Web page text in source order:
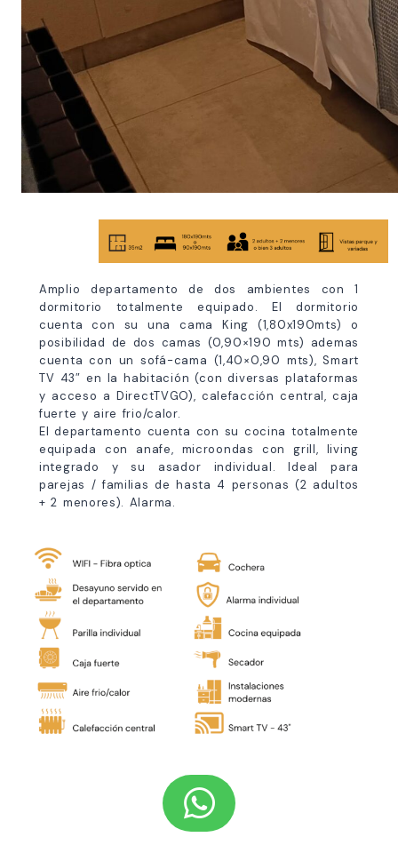
Amplio departamento de dos ambientes con 1
dormitorio totalmente equipado. El dormitorio
cuenta con su una cama King (1,80x190mts) o
posibilidad de dos camas (0,90×190 mts) ademas
cuenta con un sofá-cama (1,40×0,90 mts), Smart
TV 43″ en la habitación (con diversas plataformas
y acceso a DirectTVGO), calefacción central, caja
fuerte y aire frio/calor.
El departamento cuenta con su cocina totalmente
equipada con anafe, microondas con grill, living
integrado y su asador individual. Ideal para
parejas / familias de hasta 4 personas (2 adultos
+ 2 menores). Alarma.